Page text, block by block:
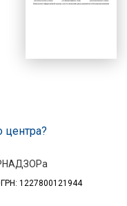
центра?
1227800121944